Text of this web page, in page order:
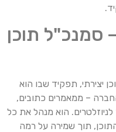
סמנכ"ל תוכן
יצירתי, תפקיד שבו הוא
– ממאמרים כתובים,
לניוזלטרים. הוא מנהל את כל
תוך שמירה על רמה